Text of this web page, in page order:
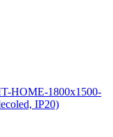
HOME-1800x1500-
IP20)